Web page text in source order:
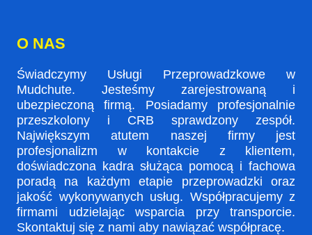
O NAS
Świadczymy Usługi Przeprowadzkowe w
Mudchute. Jesteśmy zarejestrowaną i
ubezpieczoną firmą. Posiadamy profesjonalnie
przeszkolony i CRB sprawdzony zespół.
Największym atutem naszej firmy jest
profesjonalizm w kontakcie z klientem,
doświadczona kadra służąca pomocą i fachowa
poradą na każdym etapie przeprowadzki oraz
jakość wykonywanych usług. Współpracujemy z
firmami udzielając wsparcia przy transporcie.
Skontaktuj się z nami aby nawiązać współpracę.